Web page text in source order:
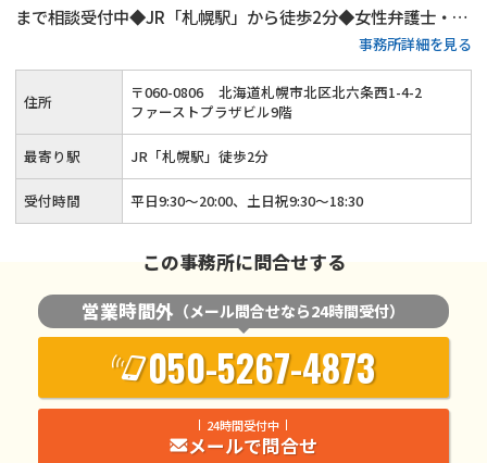
まで相談受付中◆JR「札幌駅」から徒歩2分◆女性弁護士・ス
タッフ在籍◆女性ならではのきめ細かいリーガルサービスを提
供◆離婚・婚姻費用・財産分与・親権・養育費など幅広い離婚
問題に対応
事務所詳細を見る
住所 〒060-0806
北海道札幌市北区北六条西1-4-2
ファーストプラザビル9階
最寄り駅 JR「札幌駅」徒歩2分
受付時間 平日9:30～20:00、土日祝9:30～18:30
この事務所に問合せする
営業時間外 （メール問合せなら24時間受付）
050-5267-4873
24時間受付中
メールで問合せ